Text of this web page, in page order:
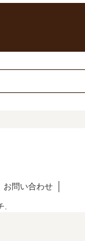
お問い合わせ
.